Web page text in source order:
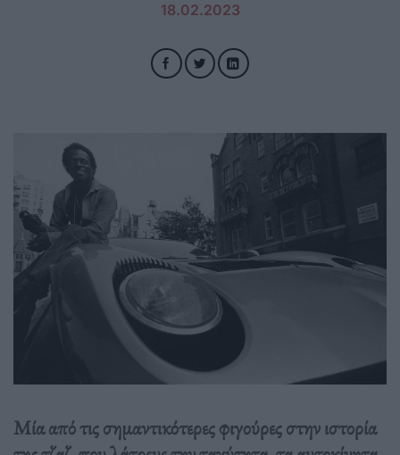
18.02.2023
Mία από τις σημαντικότερες φιγούρες στην ιστορία